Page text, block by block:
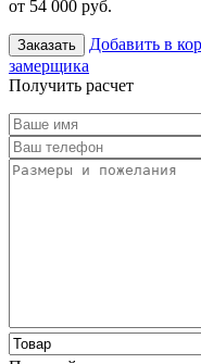
от 54 000 руб.
Заказать Добавить в
замерщика
Получить расчет